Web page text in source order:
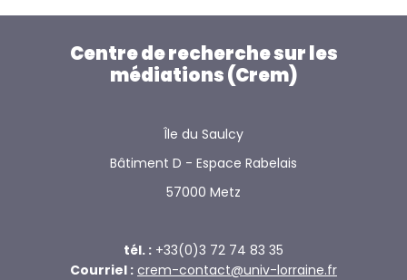
Centre de recherche sur les
médiations (Crem)
Île du Saulcy
Bâtiment D - Espace Rabelais
57000 Metz
tél. : +33(0)3 72 74 83 35
Courriel : crem-contact@univ-lorraine.fr